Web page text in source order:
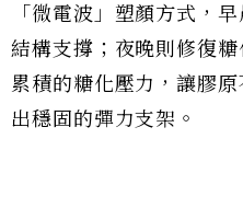
「微電波」塑顏方式，
結構支撐；夜晚則修復
累積的糖化壓力，讓膠
出穩固的彈力支架。